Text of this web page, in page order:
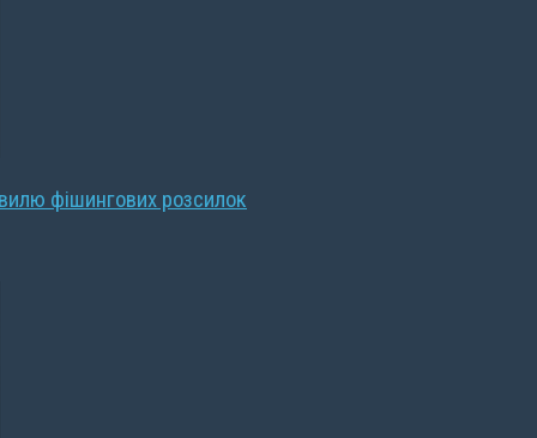
фішингових розсилок